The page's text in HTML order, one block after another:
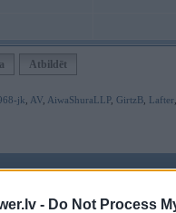
- Do Not Process
Atbildēt
jk AV AiwaShuraLLP, GirtzB Lafter
klubs un nav saistīts ar